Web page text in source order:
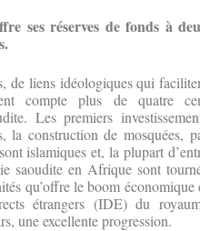
ses réserves de fonds à
de liens idéologiques qui
compte plus de quatre
Les premiers
la construction de mosquées,
islamiques et, la plupart
saoudite en Afrique sont
qu’offre le boom économique
étrangers (IDE) du
une excellente progression.